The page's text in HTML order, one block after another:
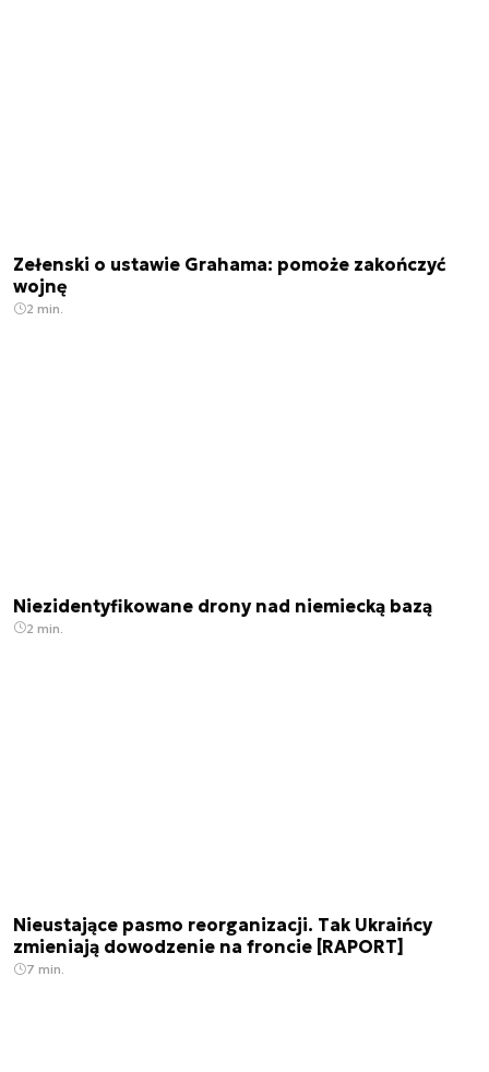
Zełenski o ustawie Grahama: pomoże zakończyć
wojnę
2 min.
Niezidentyfikowane drony nad niemiecką bazą
2 min.
Nieustające pasmo reorganizacji. Tak Ukraińcy
zmieniają dowodzenie na froncie [RAPORT]
7 min.